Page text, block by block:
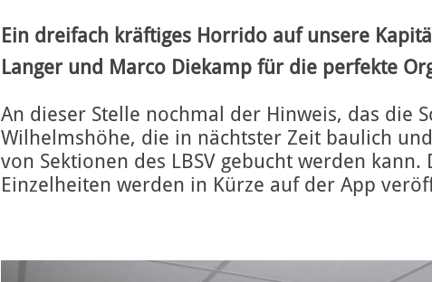
Ein dreifach kräftiges Horrido auf unsere
Langer und Marco Diekamp für die perfekte
An dieser Stelle nochmal der Hinweis, das die
Wilhelmshöhe, die in nächtster Zeit baulich
von Sektionen des LBSV gebucht werden
Einzelheiten werden in Kürze auf der App